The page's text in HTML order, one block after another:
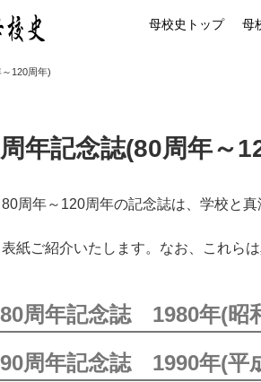
母校史トップ 母
120周年)
周年記念誌(80周年～
80周年～120周年の記念誌は、学校と
表紙ご紹介いたします。なお、これら
80周年記念誌 1980年(昭
90周年記念誌 1990年(平